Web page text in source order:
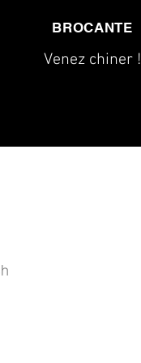
BROCANTE
Venez chiner !